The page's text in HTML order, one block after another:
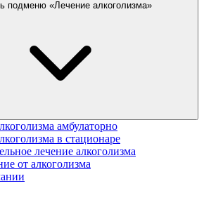
подменю «Лечение алкоголизма»
амбулаторно
в стационаре
лечение алкоголизма
от алкоголизма